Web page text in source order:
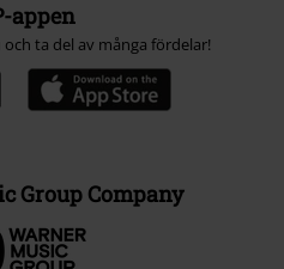
appen
ta del av många fördelar!
Group Company